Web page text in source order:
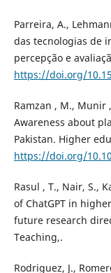
Parreira, A.,
das tecnologias de
percepção e
https://doi.org/
Ramzan , M., Munir
Awareness about
Pakistan. Higher
https://doi.org/
Rasul , T., Nair, S.,
of ChatGPT in
future research
Teaching,.
Rodriguez, J.,